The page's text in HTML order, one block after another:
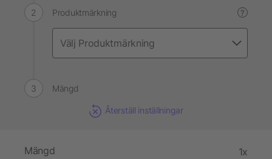
Produktmärkning ?
Mängd
Återställ inställningar
Mängd 1x